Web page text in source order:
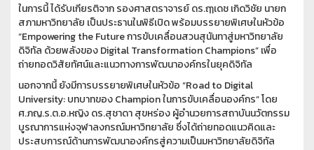
ในการนี้ ได้รับเกียรติจาก รองศาสตราจารย์ ดร.ฤๅเดช เกิดวิชัย นายก
สภามหาวิทยาลัย เป็นประธานในพิธีเปิด พร้อมบรรยายพิเศษในหัวข้อ
“Empowering the Future การขับเคลื่อนสวนสุนันทาสู่มหาวิทยาลัย
ดิจิทัล ด้วยพลังของ Digital Transformation Champions” เพื่อ
ถ่ายทอดวิสัยทัศน์และแนวทางการพัฒนาองค์กรในยุคดิจิทัล
นอกจากนี้ ยังมีการบรรยายพิเศษในหัวข้อ “Road to Digital
University: บทบาทของ Champion ในการขับเคลื่อนองค์กร” โดย
ศ.ภญ.ร.ต.อ.หญิง ดร.สุชาดา สุขหร่อง ผู้อำนวยการสถาบันนวัตกรรม
บูรณาการแห่งจุฬาลงกรณ์มหาวิทยาลัย ซึ่งได้ถ่ายทอดแนวคิดและ
ประสบการณ์ด้านการพัฒนาองค์กรสู่ความเป็นมหาวิทยาลัยดิจิทัล